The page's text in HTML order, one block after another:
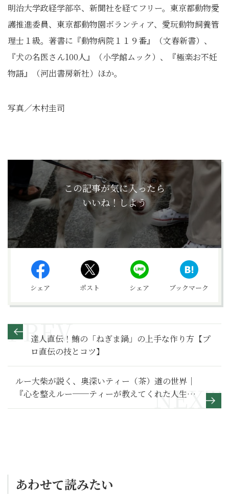
明治大学政経学部卒、新聞社を経てフリー。東京都動物愛
護推進委員、東京都動物園ボランティア、愛玩動物飼養管
理士１級。著書に『動物病院１１９番』（文春新書）、
『犬の名医さん100人』（小学館ムック）、『極楽お不妊
物語』（河出書房新社）ほか。
写真／木村圭司
この記事が気に入ったら
いいね！しよう
シェア ポスト シェア ブックマーク
達人直伝！鮪の「ねぎま鍋」の上手な作り方【プ
ロ直伝の技とコツ】
ルー大柴が説く、奥深いティー（茶）道の世界｜
『心を整えルー──ティーが教えてくれた人生で
大切なこと』
あわせて読みたい